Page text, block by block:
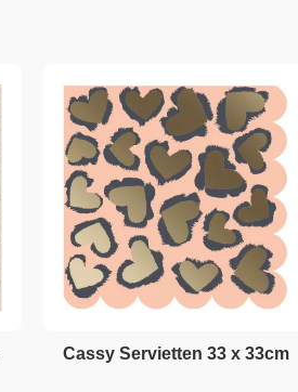
Cassy Servietten 33 x 33cm